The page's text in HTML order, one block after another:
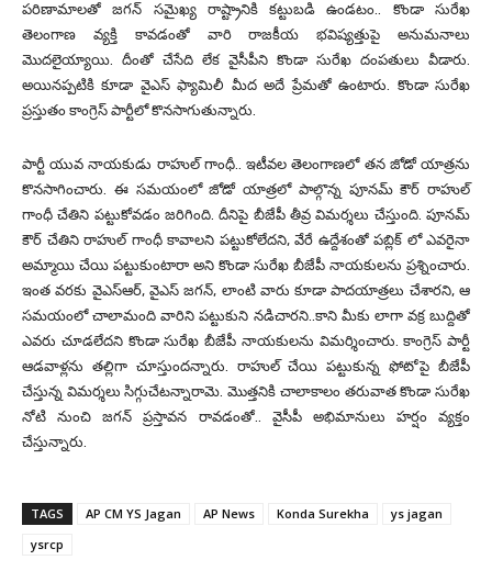
పరిణామాలతో జగన్ సమైఖ్య రాష్ట్రానికి కట్టుబడి ఉండటం.. కొండా సురేఖ
తెలంగాణ వ్యక్తి కావడంతో వారి రాజకీయ భవిష్యత్తుపై అనుమనాలు
మొదలైయ్యాయి. దీంతో చేసేది లేక వైసీపీని కొండా సురేఖ దంపతులు వీడారు.
అయినప్పటికి కూడా వైఎస్ ఫ్యామిలీ మీద అదే ప్రేమతో ఉంటారు. కొండా సురేఖ
ప్రస్తుతం కాంగ్రెస్ పార్టీలో కొనసాగుతున్నారు.
పార్టీ యువ నాయకుడు రాహుల్ గాంధీ.. ఇటీవల తెలంగాణలో తన జోడో యాత్రను
కొనసాగించారు. ఈ సమయంలో జోడో యాత్ర‌లో పాల్గొన్న పూన‌మ్ కౌర్ రాహుల్
గాంధీ చేతిని పట్టుకోవడం జరిగింది. దీనిపై బీజేపీ తీవ్ర విమర్శలు చేస్తుంది. పూన‌మ్
కౌర్ చేతిని రాహుల్ గాంధీ కావాల‌ని ప‌ట్టుకోలేద‌ని, వేరే ఉద్దేశంతో ప‌బ్లిక్ లో ఎవ‌రైనా
అమ్మాయి చేయి ప‌ట్టుకుంటారా అని కొండా సురేఖ బీజేపీ నాయకులను ప్ర‌శ్నించారు.
ఇంత వ‌ర‌కు వైఎస్ఆర్, వైఎస్ జ‌గ‌న్, లాంటి వారు కూడా పాద‌యాత్ర‌లు చేశార‌ని, ఆ
సమయంలో చాలామంది వారిని పట్టుకుని నడిచారని..కాని మీకు లాగా వక్ర బుద్దితో
ఎవరు చూడలేదని కొండా సురేఖ బీజేపీ నాయకులను విమర్శించారు. కాంగ్రెస్ పార్టీ
ఆడ‌వాళ్ల‌ను తల్లిగా చూస్తుంద‌న్నారు. రాహుల్ చేయి ప‌ట్టుకున్న ఫోటోపై బీజేపీ
చేస్తున్న విమ‌ర్శ‌లు సిగ్గుచేటన్నారామె. మొత్తనికి చాలాకాలం తరువాత కొండా సురేఖ
నోటి నుంచి జగన్ ప్రస్తావన రావడంతో.. వైసీపీ అభిమానులు హర్షం వ్యక్తం
చేస్తున్నారు.
TAGS AP CM YS Jagan AP News Konda Surekha
ys jagan
ysrcp